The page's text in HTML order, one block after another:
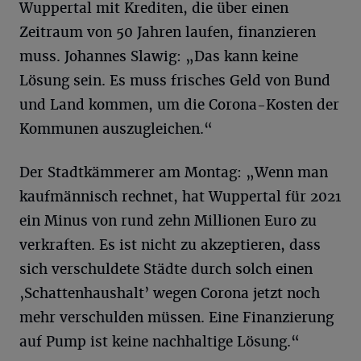
Wuppertal mit Krediten, die über einen
Zeitraum von 50 Jahren laufen, finanzieren
muss. Johannes Slawig: „Das kann keine
Lösung sein. Es muss frisches Geld von Bund
und Land kommen, um die Corona-Kosten der
Kommunen auszugleichen.“
Der Stadtkämmerer am Montag: „Wenn man
kaufmännisch rechnet, hat Wuppertal für 2021
ein Minus von rund zehn Millionen Euro zu
verkraften. Es ist nicht zu akzeptieren, dass
sich verschuldete Städte durch solch einen
‚Schattenhaushalt’ wegen Corona jetzt noch
mehr verschulden müssen. Eine Finanzierung
auf Pump ist keine nachhaltige Lösung.“